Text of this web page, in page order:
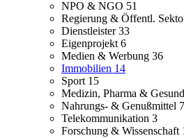
NPO & NGO 51
Regierung & Öffentl.
Dienstleister33
Eigenprojekt 6
Medien & Werbung 36
Immobilien 14
Sport 15
Medizin, Pharma &
Nahrungs- & Genußmittel 7
Telekommunikation 3
Forschung & Wissenschaft